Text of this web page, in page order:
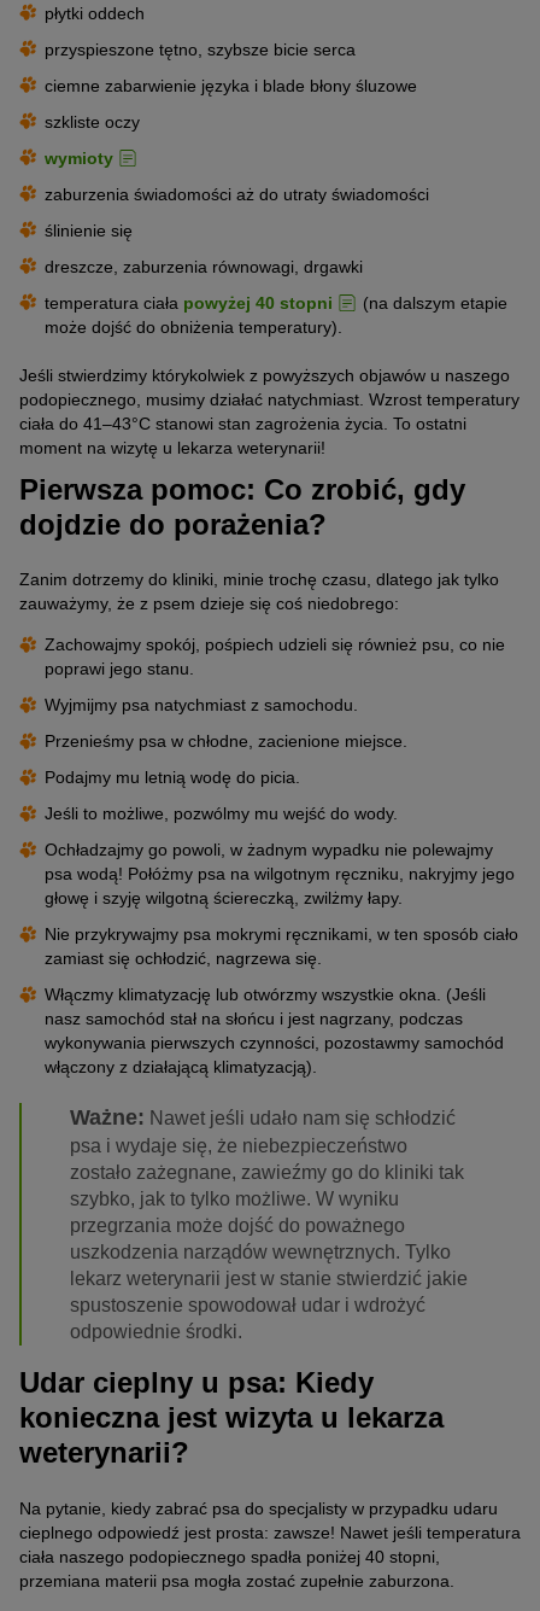
płytki oddech
przyspieszone tętno, szybsze bicie serca
ciemne zabarwienie języka i blade błony śluzowe
szkliste oczy
wymioty
zaburzenia świadomości aż do utraty świadomości
ślinienie się
dreszcze, zaburzenia równowagi, drgawki
temperatura ciała powyżej 40 stopni
(na dalszym etapie
może dojść do obniżenia temperatury).
Jeśli stwierdzimy którykolwiek z powyższych objawów u naszego
podopiecznego, musimy działać natychmiast. Wzrost temperatury
ciała do 41–43°C stanowi stan zagrożenia życia. To ostatni
moment na wizytę u lekarza weterynarii!
Pierwsza pomoc: Co zrobić, gdy
dojdzie do porażenia?
Zanim dotrzemy do kliniki, minie trochę czasu, dlatego jak tylko
zauważymy, że z psem dzieje się coś niedobrego:
Zachowajmy spokój, pośpiech udzieli się również psu, co nie
poprawi jego stanu.
Wyjmijmy psa natychmiast z samochodu.
Przenieśmy psa w chłodne, zacienione miejsce.
Podajmy mu letnią wodę do picia.
Jeśli to możliwe, pozwólmy mu wejść do wody.
Ochładzajmy go powoli, w żadnym wypadku nie polewajmy
psa wodą! Połóżmy psa na wilgotnym ręczniku, nakryjmy jego
głowę i szyję wilgotną ściereczką, zwilżmy łapy.
Nie przykrywajmy psa mokrymi ręcznikami, w ten sposób ciało
zamiast się ochłodzić, nagrzewa się.
Włączmy klimatyzację lub otwórzmy wszystkie okna. (Jeśli
nasz samochód stał na słońcu i jest nagrzany, podczas
wykonywania pierwszych czynności, pozostawmy samochód
włączony z działającą klimatyzacją).
Ważne: Nawet jeśli udało nam się schłodzić
psa i wydaje się, że niebezpieczeństwo
zostało zażegnane, zawieźmy go do kliniki tak
szybko, jak to tylko możliwe. W wyniku
przegrzania może dojść do poważnego
uszkodzenia narządów wewnętrznych. Tylko
lekarz weterynarii jest w stanie stwierdzić jakie
spustoszenie spowodował udar i wdrożyć
odpowiednie środki.
Udar cieplny u psa: Kiedy
konieczna jest wizyta u lekarza
weterynarii?
Na pytanie, kiedy zabrać psa do specjalisty w przypadku udaru
cieplnego odpowiedź jest prosta: zawsze! Nawet jeśli temperatura
ciała naszego podopiecznego spadła poniżej 40 stopni,
przemiana materii psa mogła zostać zupełnie zaburzona.